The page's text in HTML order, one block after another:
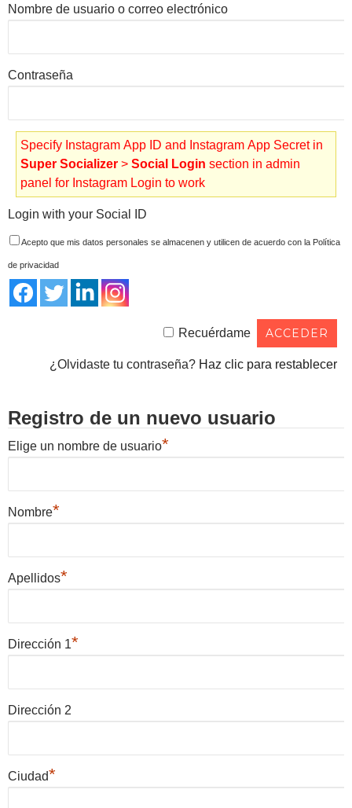
Nombre de usuario o correo electrónico
Contraseña
Specify Instagram App ID and Instagram App Secret in
Super Socializer > Social Login section in admin
panel for Instagram Login to work
Login with your Social ID
Acepto que mis datos personales se almacenen y utilicen de acuerdo con la Política
de privacidad
Recuérdame
¿Olvidaste tu contraseña? Haz clic para restablecer
Registro de un nuevo usuario
Elige un nombre de usuario*
Nombre*
Apellidos*
Dirección 1*
Dirección 2
Ciudad*